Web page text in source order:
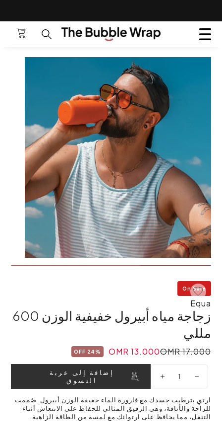
عماني ✈ استخدم الكود: TBWFS
الحقيبة
On Sale
Equa
زجاجة مياه أبيرول خفيفية الوزن 600
مللي
17.000 OMR
13.000 OMR
24% OFF
Add To Wishlist
إضافة إلى عربة
التسوق
ارتقِ بترطيب جسدك مع قارورة الماء خفيفة الوزن أبيرول. صُممت
للراحة والأناقة، وهي الرفيق المثالي للحفاظ على الانتعاش أثناء
التنقل، مما يحافظ على ارتوائك مع لمسة من الطاقة الزاهية.